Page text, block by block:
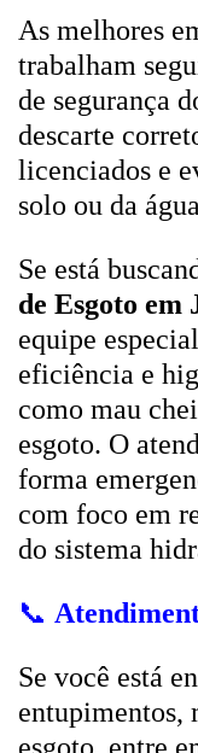
As melhores
trabalham
de segurança
descarte
licenciados e
solo ou da
Se está
de Esgoto em
equipe
eficiência e
como mau
esgoto. O
forma
com foco em
do sistema
📞
Se você está
entupimentos,